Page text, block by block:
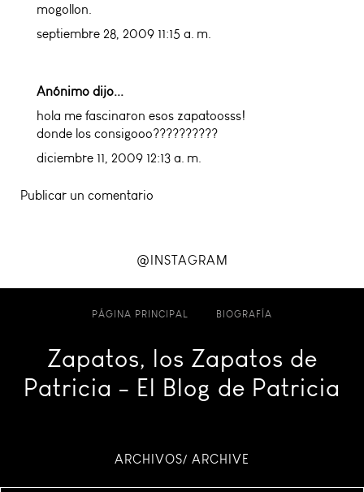
mogollon.
septiembre 28, 2009 11:15 a. m.
Anónimo dijo...
hola me fascinaron esos zapatoosss!
donde los consigooo??????????
diciembre 11, 2009 12:13 a. m.
Publicar un comentario
@INSTAGRAM
PÁGINA PRINCIPAL BIOGRAFÍA
Zapatos, los Zapatos de
Patricia - El Blog de Patricia
ARCHIVOS/ ARCHIVE